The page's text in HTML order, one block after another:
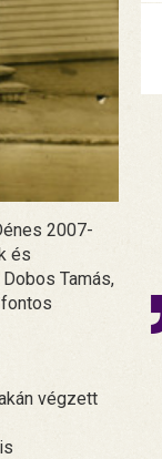
2007-
és
Tamás,
végzett